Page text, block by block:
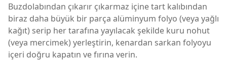
Buzdolabından çıkarır çıkarmaz içine tart kalıbından
biraz daha büyük bir parça alüminyum folyo (veya yağlı
kağıt) serip her tarafına yayılacak şekilde kuru nohut
(veya mercimek) yerleştirin, kenardan sarkan folyoyu
içeri doğru kapatın ve fırına verin.